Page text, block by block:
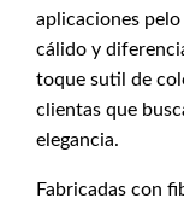
aplicaciones
cálido y
toque sutil de
clientas que
elegancia.
Fabricadas con